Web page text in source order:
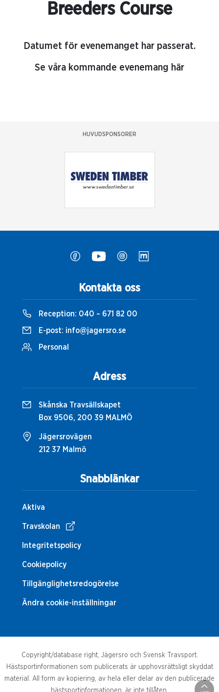
Breeders Course
Datumet för evenemanget har passerat.
Se våra kommande evenemang här
HUVUDSPONSORER
Snabblänkar
Aktiva
Travskolan
Integritetspolicy
Cookiepolicy
Tillgänglighetsredogörelse
Ändra cookie-inställningar
Kontakta oss
Reception: 040 – 671 82 00
E-post: info@jagersro.se
Personal
Adress
Skånska Travsällskapet
Box 9506, 200 39 MALMÖ
Jägersrovägen
212 37 Malmö
Copyright/database right, Jägersro och Svensk Travsport.
Hästsportinformationen som publicerats är upphovsrättsligt skyddat
material. All form av kopiering, av hela eller delar av den publicerade